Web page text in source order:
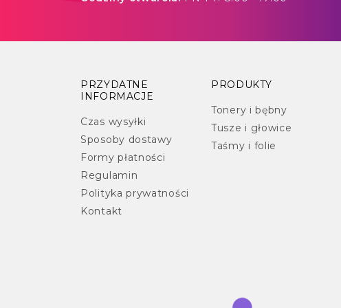
PRZYDATNE
INFORMACJE
Czas wysyłki
Sposoby dostawy
Formy płatności
Regulamin
Polityka prywatności
Kontakt
PRODUKTY
Tonery i bębny
Tusze i głowice
Taśmy i folie